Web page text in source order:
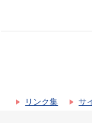
リンク集 サ